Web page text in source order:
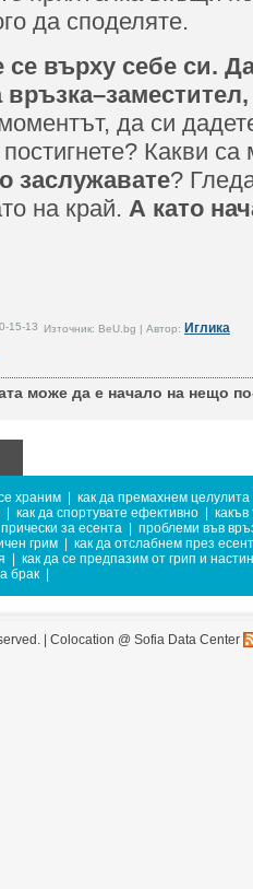
да споделяте.
се върху себе си.
да си
Какви
заслужавате?
на край. А като
15-13 Източник: BeU.bg | Автор: Иглика
може да е начало на нещо
храним
как да премахнем целулита
как да спортувате ефективно
прически за есента
проблеми във
грим
как да отслабнем през
как да се предпазим от грип и
брак
| Colocation @ Sofia Data Center